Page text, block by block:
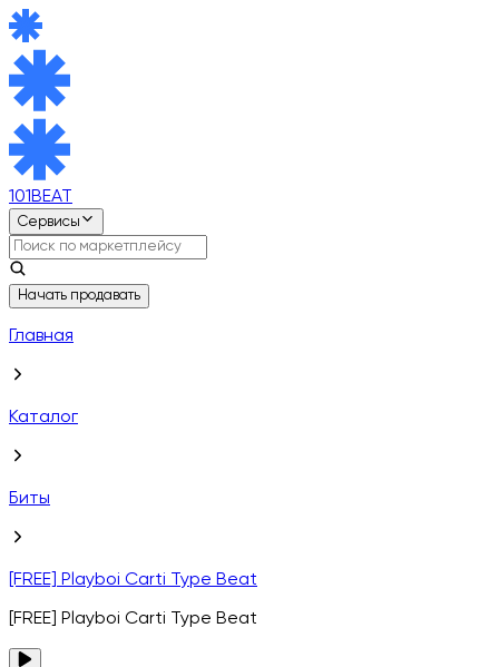
101BEAT
Сервисы
Начать продавать
Главная
Каталог
Биты
[FREE] Playboi Carti Type Beat
[FREE] Playboi Carti Type Beat